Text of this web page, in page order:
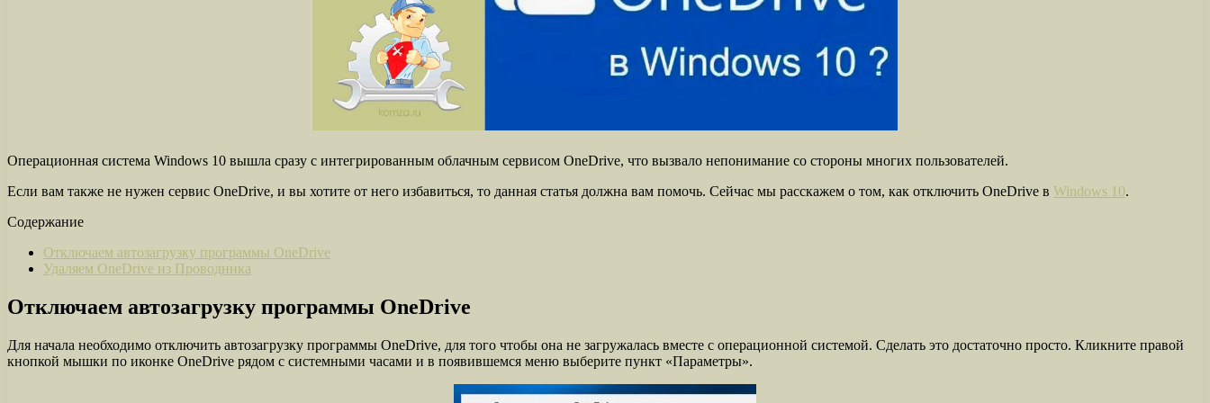
Операционная система Windows 10 вышла сразу с интегрированным облачным сервисом OneDrive, что вызвало непонимание со стороны многих пользователей.
Если вам также не нужен сервис OneDrive, и вы хотите от него избавиться, то данная статья должна вам помочь. Сейчас мы расскажем о том, как отключить OneDrive в Windows 10.
Содержание
Отключаем автозагрузку программы OneDrive
Удаляем OneDrive из Проводника
Отключаем автозагрузку программы OneDrive
Для начала необходимо отключить автозагрузку программы OneDrive, для того чтобы она не загружалась вместе с операционной системой. Сделать это достаточно просто. Кликните правой
кнопкой мышки по иконке OneDrive рядом с системными часами и в появившемся меню выберите пункт «Параметры».